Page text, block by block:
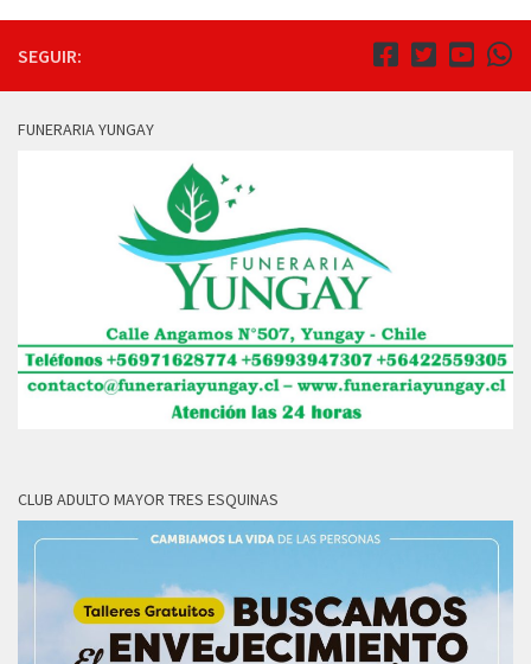
SEGUIR:
FUNERARIA YUNGAY
CLUB ADULTO MAYOR TRES ESQUINAS